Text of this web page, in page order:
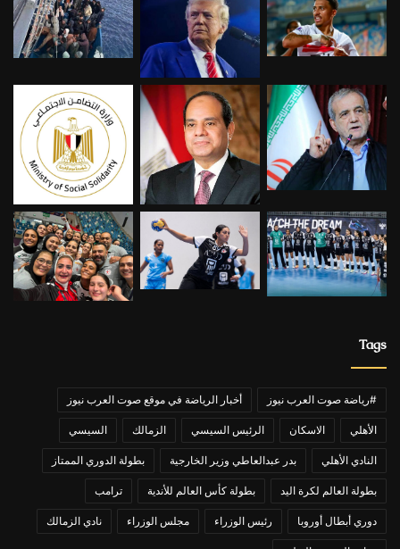
Tags
#رياضة صوت العرب نيوز أخبار الرياضة في موقع صوت العرب نيوز
الأهلي الاسكان الرئيس السيسي الزمالك السيسي
النادي الأهلي بدر عبدالعاطي وزير الخارجية بطولة الدوري الممتاز
بطولة العالم لكرة اليد بطولة كأس العالم للأندية ترامب
دوري أبطال أوروبا رئيس الوزراء مجلس الوزراء نادي الزمالك